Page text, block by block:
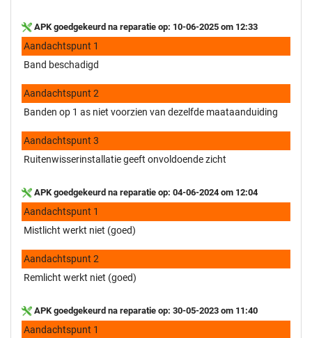
APK goedgekeurd na reparatie op: 10-06-2025 om 12:33
Aandachtspunt 1
Band beschadigd
Aandachtspunt 2
Banden op 1 as niet voorzien van dezelfde maataanduiding
Aandachtspunt 3
Ruitenwisserinstallatie geeft onvoldoende zicht
APK goedgekeurd na reparatie op: 04-06-2024 om 12:04
Aandachtspunt 1
Mistlicht werkt niet (goed)
Aandachtspunt 2
Remlicht werkt niet (goed)
APK goedgekeurd na reparatie op: 30-05-2023 om 11:40
Aandachtspunt 1